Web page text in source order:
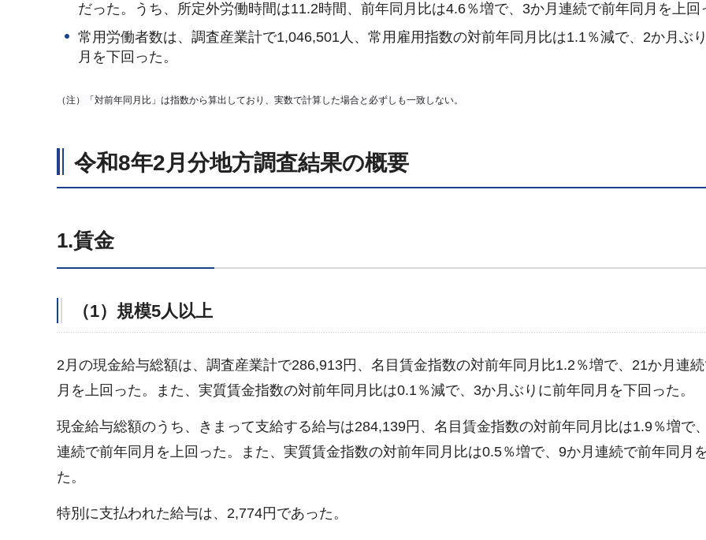
だった。うち、所定外労働時間は11.2時間、前年同月比は4.6％増で、3か月連続で前年同月を上回
常用労働者数は、調査産業計で1,046,501人、常用雇用指数の対前年同月比は1.1％減で、2か月ぶ
月を下回った。
（注）「対前年同月比」は指数から算出しており、実数で計算した場合と必ずしも一致しない。
令和8年2月分地方調査結果の概要
1.賃金
（1）規模5人以上
2月の現金給与総額は、調査産業計で286,913円、名目賃金指数の対前年同月比1.2％増で、21か月連
月を上回った。また、実質賃金指数の対前年同月比は0.1％減で、3か月ぶりに前年同月を下回った。
現金給与総額のうち、きまって支給する給与は284,139円、名目賃金指数の対前年同月比は1.9％増で
連続で前年同月を上回った。また、実質賃金指数の対前年同月比は0.5％増で、9か月連続で前年同月
た。
特別に支払われた給与は、2,774円であった。